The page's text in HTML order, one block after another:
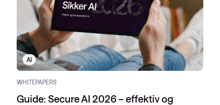
AI
WHITEPAPERS
Guide: Secure AI 2026 – effektiv og